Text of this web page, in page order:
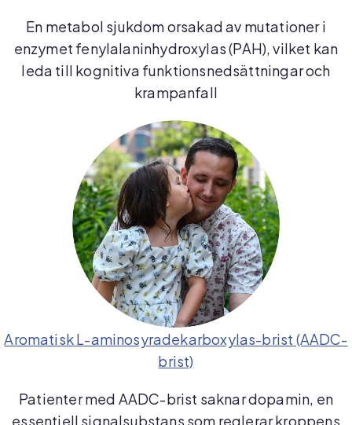
En metabol sjukdom orsakad av mutationer i
enzymet fenylalaninhydroxylas (PAH), vilket kan
leda till kognitiva funktionsnedsättningar och
krampanfall
Aromatisk L-aminosyradekarboxylas-brist (AADC-
brist)
Patienter med AADC-brist saknar dopamin, en
essentiell signalsubstans som reglerar kroppens